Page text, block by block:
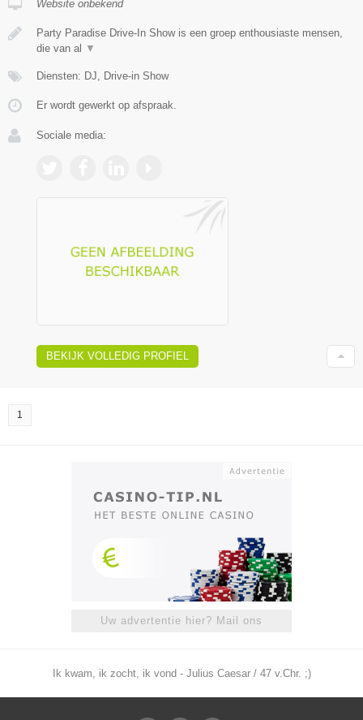
Website onbekend
Party Paradise Drive-In Show is een groep enthousiaste mensen,
die van al ▼
Diensten: DJ, Drive-in Show
Er wordt gewerkt op afspraak.
Sociale media:
BEKIJK VOLLEDIG PROFIEL
1
Uw advertentie hier? Mail ons
Ik kwam, ik zocht, ik vond - Julius Caesar / 47 v.Chr. ;)